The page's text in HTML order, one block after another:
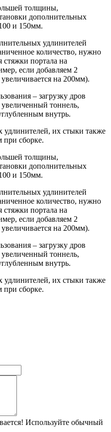
толщины,
дополнительных
и 150мм.
удлинителей
количество, нужно
портала на
если добавляем 2
на 200мм).
– загрузку дров
увеличенный тоннель,
внутрь.
удлинителей, их стыки также
при сборке.
толщины,
дополнительных
и 150мм.
удлинителей
количество, нужно
портала на
если добавляем 2
на 200мм).
– загрузку дров
увеличенный тоннель,
внутрь.
удлинителей, их стыки также
при сборке.
Используйте обычный